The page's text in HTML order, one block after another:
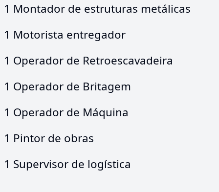
1 Montador de estruturas metálicas
1 Motorista entregador
1 Operador de Retroescavadeira
1 Operador de Britagem
1 Operador de Máquina
1 Pintor de obras
1 Supervisor de logística